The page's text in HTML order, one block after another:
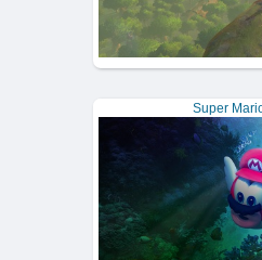
Super